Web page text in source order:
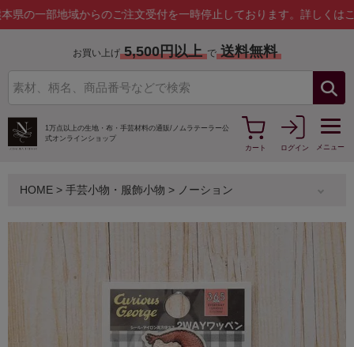
地域からのご注文受付を一時停止しております。詳しくはこちら
お買い上げ 5,500円以上 で 送料無料
1万点以上の生地・布・手芸材料の通販/ ノムラテーラー公
式オンラインショップ
カート
ログイン メニュー
HOME > 手芸小物・服飾小物 > ノーション